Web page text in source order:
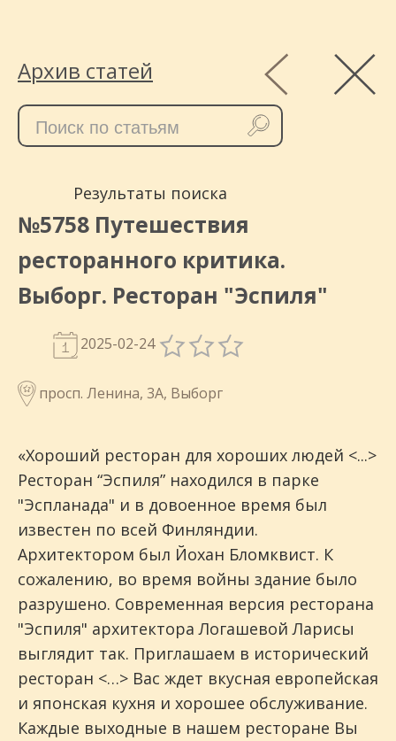
Архив статей
Результаты поиска
№5758 Путешествия
ресторанного критика.
Выборг. Ресторан "Эспиля"
2025-02-24
просп. Ленина, 3А, Выборг
«Хороший ресторан для хороших людей <...>
Ресторан “Эспиля” находился в парке
"Эспланада" и в довоенное время был
известен по всей Финляндии.
Архитектором был Йохан Бломквист. К
сожалению, во время войны здание было
разрушено. Современная версия ресторана
"Эспиля" архитектора Логашевой Ларисы
выглядит так. Приглашаем в исторический
ресторан <…> Вас ждет вкусная европейская
и японская кухня и хорошее обслуживание.
Каждые выходные в нашем ресторане Вы